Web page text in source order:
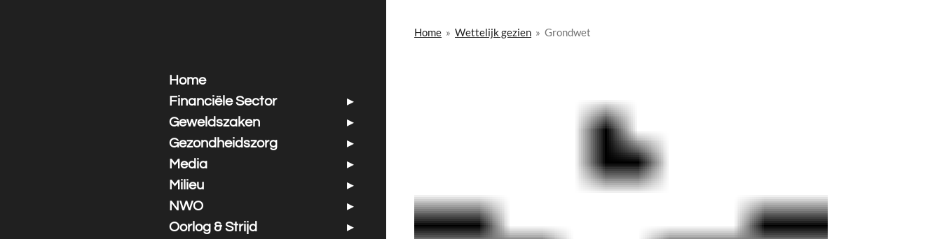
Home » Wettelijk gezien » Grondwet
Home
Financiële Sector
Geweldszaken
Gezondheidszorg
Media
Milieu
NWO
Oorlog & Strijd